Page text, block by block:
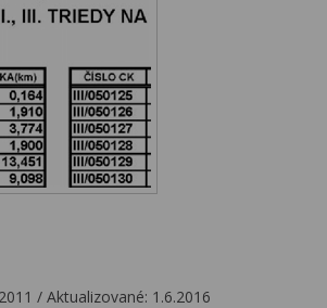
/ Aktualizované: 1.6.2016